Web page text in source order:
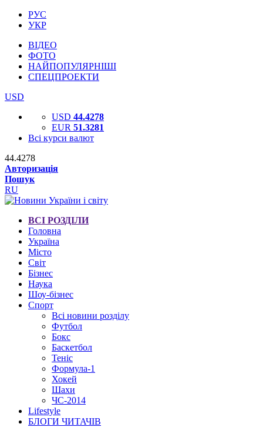
РУС
УКР
ВІДЕО
ФОТО
НАЙПОПУЛЯРНІШІ
СПЕЦПРОЕКТИ
USD
USD 44.4278
EUR 51.3281
Всі курси валют
44.4278
Авторизація
Пошук
RU
ВСІ РОЗДІЛИ
Головна
Україна
Місто
Світ
Бізнес
Наука
Шоу-бізнес
Спорт
Всі новини розділу
Футбол
Бокс
Баскетбол
Теніс
Формула-1
Хокей
Шахи
ЧС-2014
Lifestyle
БЛОГИ ЧИТАЧІВ